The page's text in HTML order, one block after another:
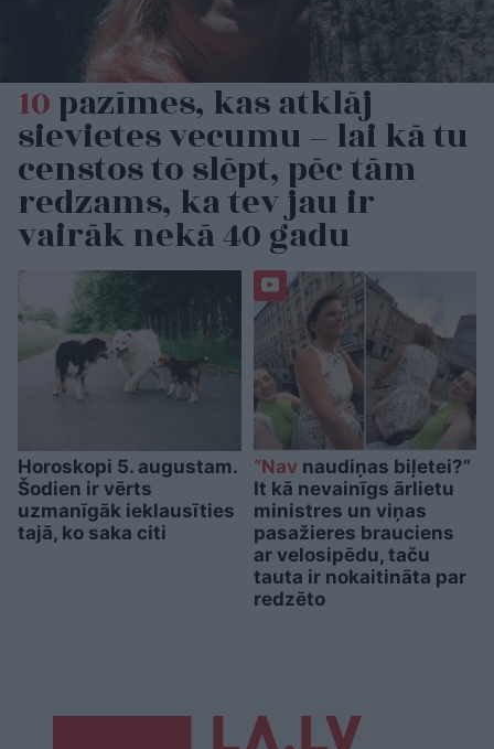
10pazīmes, kas atklāj
sievietes vecumu – lai kā tu
censtos to slēpt, pēc tām
redzams, ka tev jau ir
vairāk nekā 40 gadu
Horoskopi 5. augustam.
Šodien ir vērts
uzmanīgāk ieklausīties
tajā, ko saka citi
“Nav naudiņas biļetei?”
It kā nevainīgs ārlietu
ministres un viņas
pasažieres brauciens
ar velosipēdu, taču
tauta ir nokaitināta par
redzēto